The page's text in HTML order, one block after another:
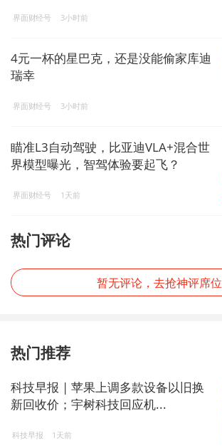
界面财经号 3小时前
4元一杯的星巴克，还是没能偷家库迪
瑞幸
界面财经号 3小时前
瞄准L3自动驾驶，比亚迪VLA+混合世
界模型曝光，智驾体验要起飞？
界面财经号 1天前
热门评论
暂无评论，去抢神评席位
热门推荐
科技早报 | 苹果上调多款设备以旧换
新回收价；宇树科技回应机...
科技早报 1天前